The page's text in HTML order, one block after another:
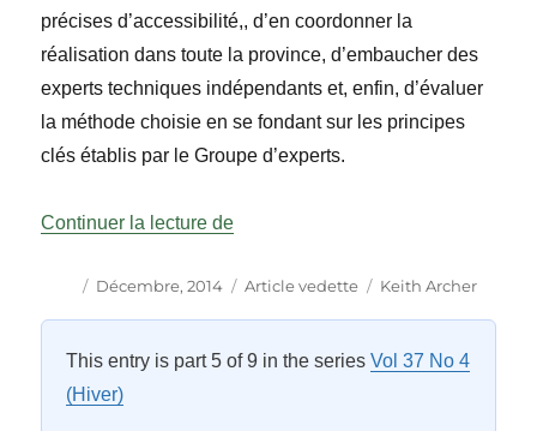
précises d’accessibilité,, d’en coordonner la
réalisation dans toute la province, d’embaucher des
experts techniques indépendants et, enfin, d’évaluer
la méthode choisie en se fondant sur les principes
clés établis par le Groupe d’experts.
Continuer la lecture de« Le moment est-il venu de passer
Auteur
Publié
Décembre, 2014 Catégories
Article vedette Étiquettes
Keith Archer
This entry is part 5 of 9 in the seriesVol 37 No 4
(Hiver)